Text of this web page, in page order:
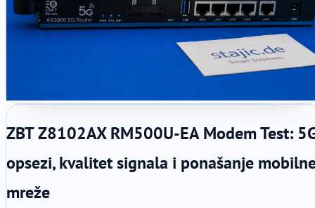
ZBT Z8102AX RM500U-EA Modem Test:
opsezi, kvalitet signala i ponašanje
mreže